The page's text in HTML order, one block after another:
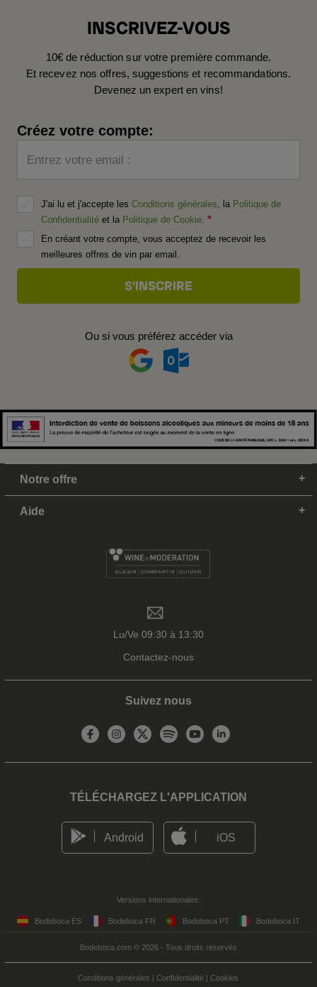
INSCRIVEZ-VOUS
10€ de réduction sur votre première commande.
Et recevez nos offres, suggestions et recommandations.
Devenez un expert en vins!
Créez votre compte:
Entrez votre email :
J'ai lu et j'accepte les Conditions générales , la Politique de
Confidentialité et la Politique de Cookie
En créant votre compte, vous acceptez de recevoir les
meilleures offres de vin par email.
Ou si vous préférez accéder via
Notre offre
Aide
Lu/Ve 09:30 à 13:30
Contactez-nous
Suivez nous
TÉLÉCHARGEZ L'APPLICATION
Android iOS
Versions internationales:
Bodeboca ES Bodeboca FR Bodeboca PT Bodeboca IT
Bodeboca.com © 2026 - Tous droits réservés
Conditions générales | Confidentialité | Cookies